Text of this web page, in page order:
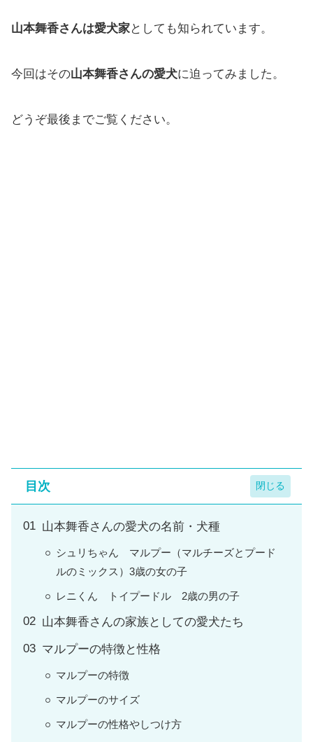
山本舞香さんは愛犬家としても知られています。
今回はその山本舞香さんの愛犬に迫ってみました。
どうぞ最後までご覧ください。
目次
山本舞香さんの愛犬の名前・犬種
シュリちゃん マルプー（マルチーズとプード
ルのミックス）3歳の女の子
レニくん トイプードル 2歳の男の子
山本舞香さんの家族としての愛犬たち
マルプーの特徴と性格
マルプーの特徴
マルプーのサイズ
マルプーの性格やしつけ方